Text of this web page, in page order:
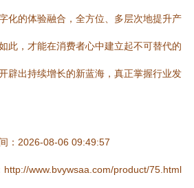
化的体验融合，全方位、多层次地提升产
此，才能在消费者心中建立起不可替代的
辟出持续增长的新蓝海，真正掌握行业发
：2026-08-06 09:49:57
http://www.bvywsaa.com/product/75.html